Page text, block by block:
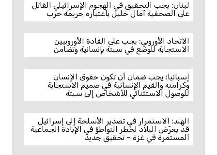
لبنان: يجب التحقيق في الهجوم الإسرائيلي القاتل
على الصحفية آمال خليل باعتباره جريمة حرب
الاتحاد الأوروبي: يجب على القادة الأوروبيين
الاستجابة للوضع في سبتة بإنسانية وتضامن
إسبانيا: يجب ضمان أن تكون حقوق الإنسان
وكرامته والقيم الإنسانية في صميم الاستجابة
للوصول الاستثنائي للأشخاص إلى سبتة
الهند: الاستمرار في تصدير الأسلحة إلى إسرائيل
قد يعرّض البلاد لخطر التواطؤ في الإبادة الجماعية
المستمرة في غزة – تحقيق جديد